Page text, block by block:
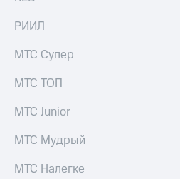
РИИЛ
МТС Супер
МТС ТОП
МТС Junior
МТС Мудрый
МТС Налегке